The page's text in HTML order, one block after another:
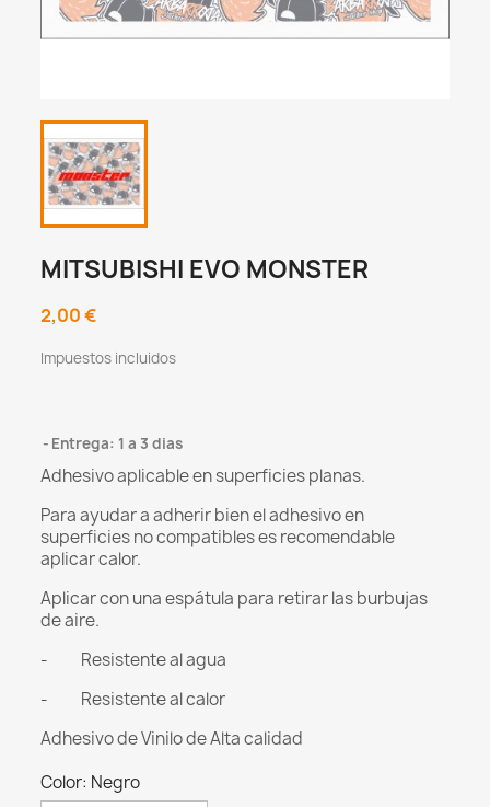
MITSUBISHI EVO MONSTER
2,00 €
Impuestos incluidos
Entrega: 1 a 3 dias
Adhesivo aplicable en superficies planas.
Para ayudar a adherir bien el adhesivo en
superficies no compatibles es recomendable
aplicar calor.
Aplicar con una espátula para retirar las burbujas
de aire.
- Resistente al agua
- Resistente al calor
Adhesivo de Vinilo de Alta calidad
Color: Negro